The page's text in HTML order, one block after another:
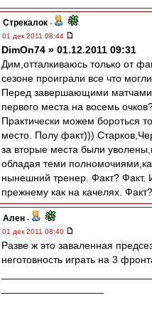
Стрекалок -
01 дек 2011 08:44
DimOn74 » 01.12.2011 09:31
Дим,отталкиваюсь только от
сезоне проиграли все что
Перед завершающими матчами
первого места на восемь
Практически можем бороться
место. Полу факт)))
за вторые места были
обладая теми
нынешний тренер. Факт? Факт.
прежнему как на качелях.
Ален -
01 дек 2011 08:40
Разве ж это заваленная
неготовность играть на 3